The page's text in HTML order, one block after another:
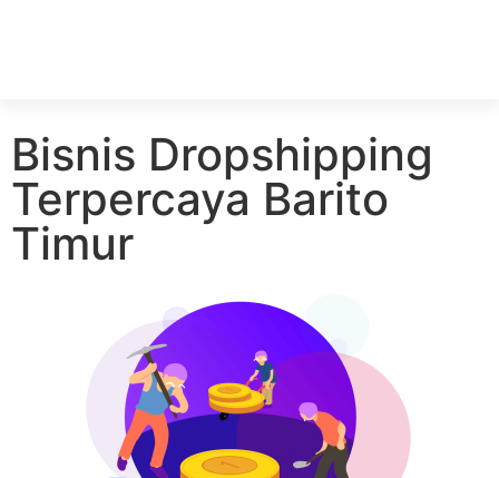
Bisnis Dropshipping
Terpercaya Barito
Timur